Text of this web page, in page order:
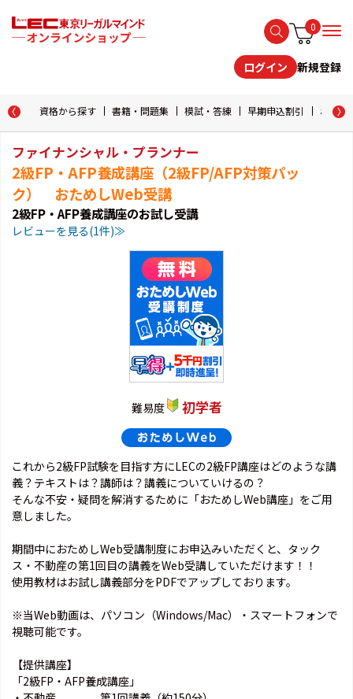
0
ログイン 新規登録
資格から探す 書籍・問題集 模試・答練 早期申込割引 おため
ファイナンシャル・プランナー
2級FP・AFP養成講座（2級FP/AFP対策パッ
ク） おためしWeb受講
2級FP・AFP養成講座のお試し受講
レビューを見る(1件)≫
難易度 初学者
これから2級FP試験を目指す方にLECの2級FP講座はどのような講
義？テキストは？講師は？講義についていけるの？
そんな不安・疑問を解消するために「おためしWeb講座」をご用
意しました。
期間中におためしWeb受講制度にお申込みいただくと、タック
ス・不動産の第1回目の講義をWeb受講していただけます！！
使用教材はお試し講義部分をPDFでアップしております。
※当Web動画は、パソコン（Windows/Mac）・スマートフォンで
視聴可能です。
【提供講座】
「2級FP・AFP養成講座」